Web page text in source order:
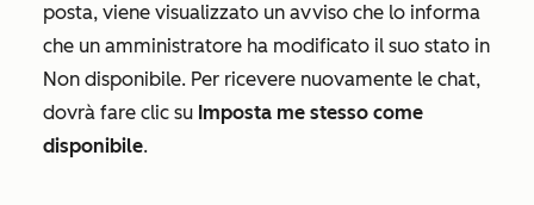
posta, viene visualizzato un avviso che lo informa
che un amministratore ha modificato il suo stato in
Non disponibile. Per ricevere nuovamente le chat,
dovrà fare clic su Imposta me stesso come
disponibile.